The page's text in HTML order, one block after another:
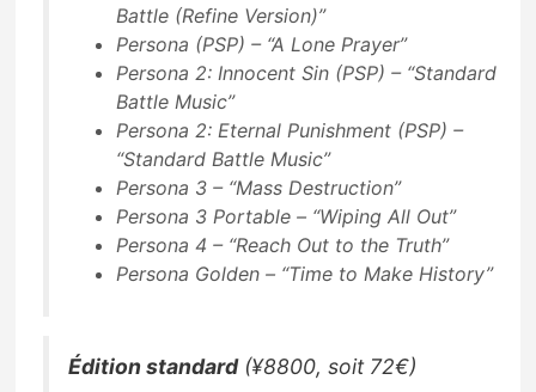
Battle (Refine Version)”
Persona (PSP) – “A Lone Prayer”
Persona 2: Innocent Sin (PSP) – “Standard
Battle Music”
Persona 2: Eternal Punishment (PSP) –
“Standard Battle Music”
Persona 3 – “Mass Destruction”
Persona 3 Portable – “Wiping All Out”
Persona 4 – “Reach Out to the Truth”
Persona Golden – “Time to Make History”
Édition standard(¥8800, soit 72€)